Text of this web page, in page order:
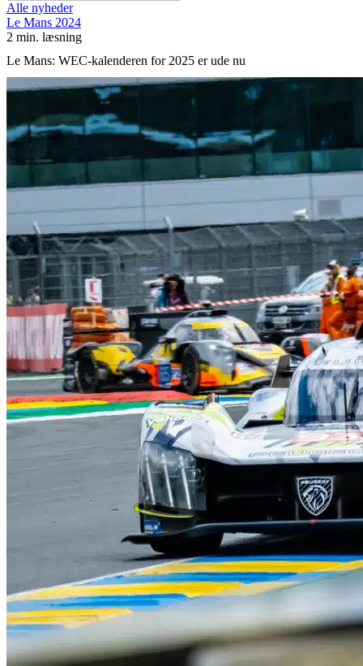
Alle nyheder
Le Mans 2024
2 min. læsning
Le Mans: WEC-kalenderen for 2025 er ude nu